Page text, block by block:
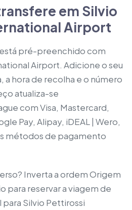
em Silvio
Airport
pré-preenchido com
Airport. Adicione o seu
hora de recolha e o número
atualiza-se
com Visa, Mastercard,
Pay, Alipay, iDEAL | Wero,
métodos de pagamento
Inverta a ordem Origem
para reservar a viagem de
Silvio Pettirossi